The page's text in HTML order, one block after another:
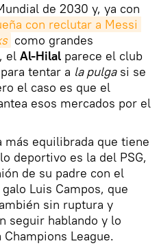
de 2030 y, ya con
con reclutar a Messi
como grandes
el Al-Hilal parece el club
tentar a la pulgasi se
el caso es que el
esos mercados por el
más equilibrada que tiene
deportivo es la del PSG,
de su padre con el
Luis Campos, que
sin ruptura y
seguir hablando y lo
League.